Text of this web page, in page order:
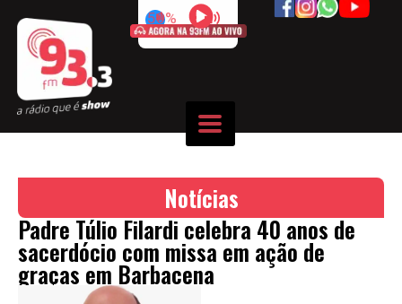
50%
Notícias
Padre Túlio Filardi celebra 40 anos de
sacerdócio com missa em ação de
graças em Barbacena